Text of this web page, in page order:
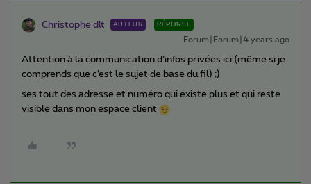
Christophe dlt AUTEUR RÉPONSE
Forum|Forum|4 years ago
Attention à la communication d’infos privées ici (même si je
comprends que c’est le sujet de base du fil) ;)
ses tout des adresse et numéro qui existe plus et qui reste
visible dans mon espace client